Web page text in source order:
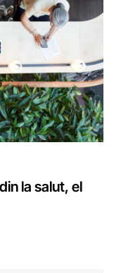
la salut, el